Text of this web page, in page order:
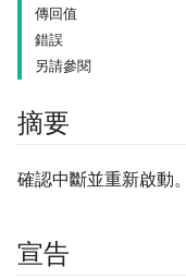
傳回值
錯誤
另請參閱
摘要
確認中斷並重新啟動。
宣告